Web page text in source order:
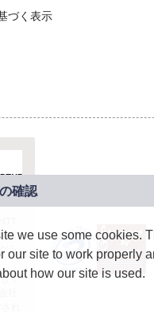
づく表示
新
ラ
て
we use some cookies.
our site to work properly
how our site is used.